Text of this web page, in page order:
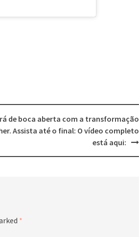
de boca aberta com a transformação
Assista até o final: O vídeo completo
está aqui:
*